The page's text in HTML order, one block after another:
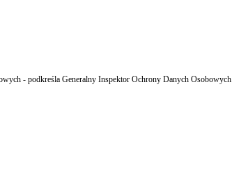
- podkreśla Generalny Inspektor Ochrony Danych Osobowych.